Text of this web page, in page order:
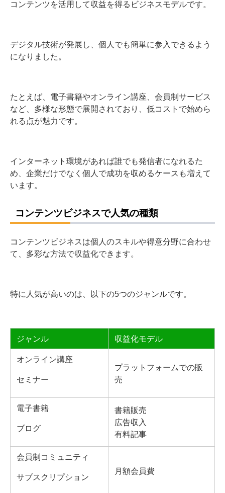
コンテンツを活用して収益を得るビジネスモデルです。
デジタル技術が発展し、個人でも簡単に参入できるよう
になりました。
たとえば、電子書籍やオンライン講座、会員制サービス
など、多様な形態で展開されており、低コストで始めら
れる点が魅力です。
インターネット環境があれば誰でも発信者になれるた
め、企業だけでなく個人で成功を収めるケースも増えて
います。
コンテンツビジネスで人気の種類
コンテンツビジネスは個人のスキルや得意分野に合わせ
て、多彩な方法で収益化できます。
特に人気が高いのは、以下の5つのジャンルです。
ジャンル 収益化モデル
オンライン講座
セミナー
プラットフォームでの販
売
電子書籍
ブログ
書籍販売
広告収入
有料記事
会員制コミュニティ
サブスクリプション
月額会員費